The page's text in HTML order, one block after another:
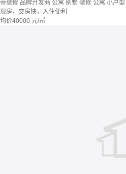
带装修 品牌开发商 公寓 别墅 装修 公寓 小户型
现房，交房快，入住便利
均价40000 元/㎡